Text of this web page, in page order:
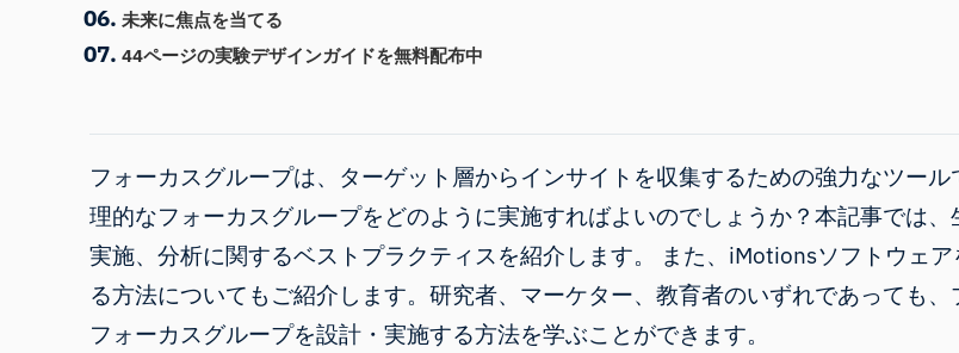
未来に焦点を当てる
44ページの実験デザインガイドを無料配布中
フォーカスグループは、ターゲット層からインサイトを収集するための強力なツー
理的なフォーカスグループをどのように実施すればよいのでしょうか？本記事では
実施、分析に関するベストプラクティスを紹介します。 また、iMotionsソフトウェ
る方法についてもご紹介します。研究者、マーケター、教育者のいずれであっても
フォーカスグループを設計・実施する方法を学ぶことができます。